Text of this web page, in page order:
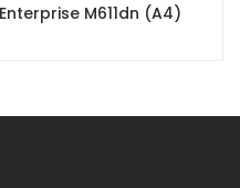
M611dn (A4)